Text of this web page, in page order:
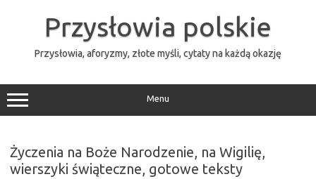
Przysłowia polskie
Przysłowia, aforyzmy, złote myśli, cytaty na każdą okazję
Menu
Życzenia na Boże Narodzenie, na Wigilię,
wierszyki świąteczne, gotowe teksty